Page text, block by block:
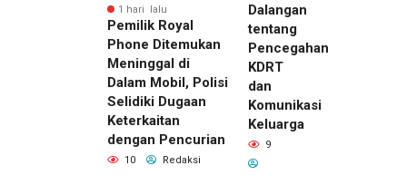
1 hari lalu
Pemilik Royal
Phone Ditemukan
Meninggal di
Dalam Mobil, Polisi
Selidiki Dugaan
Keterkaitan
dengan Pencurian
10 Redaksi
Dalangan
tentang
Pencegahan
KDRT
dan
Komunikasi
Keluarga
9